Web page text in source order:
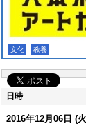
文化 教養
日時
2016年12月06日 (